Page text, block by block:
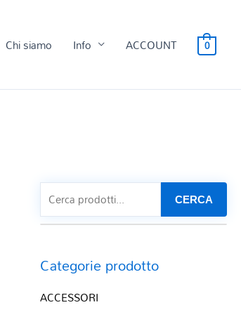
Chi siamo Info ACCOUNT 0
CERCA
Categorie prodotto
ACCESSORI